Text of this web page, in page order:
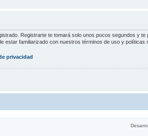
Registrarte te tomará solo unos pocos segundos y
estar familiarizado con nuestros términos de uso y
privacidad